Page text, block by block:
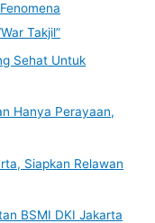
Takjil”
Sehat Untuk
Hanya Perayaan,
Siapkan Relawan
BSMI DKI Jakarta